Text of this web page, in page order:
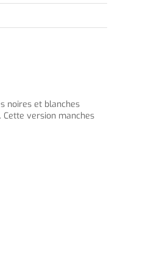
noires et blanches
version manches